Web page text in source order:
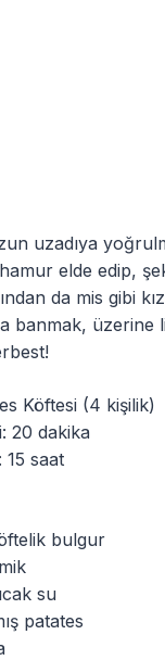
uzadıya
elde edip,
da mis gibi
banmak, üzerine
Köftesi (4 kişilik)
20 dakika
15 saat
bulgur
su
patates